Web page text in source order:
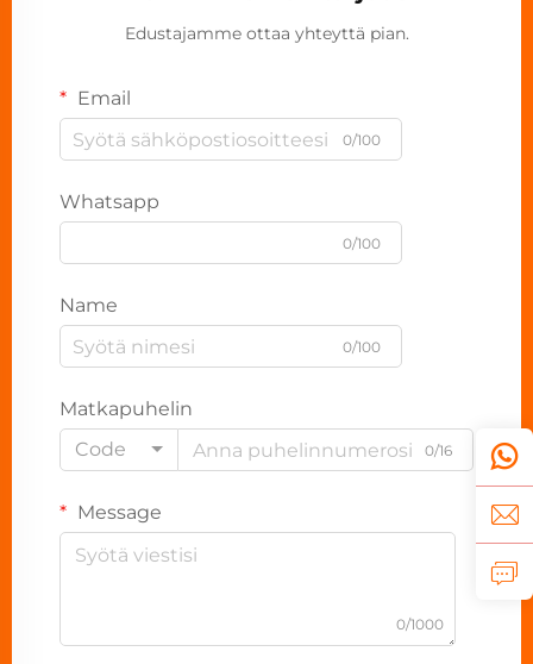
Edustajamme ottaa yhteyttä pian.
Email
0/100
Whatsapp
0/100
Name
0/100
Matkapuhelin
Code
0/16
Message
0/1000